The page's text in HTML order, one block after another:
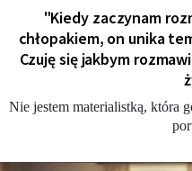
"Kiedy zaczynam
chłopakiem, on unika
Czuję się jakbym
Nie jestem materialistką, która